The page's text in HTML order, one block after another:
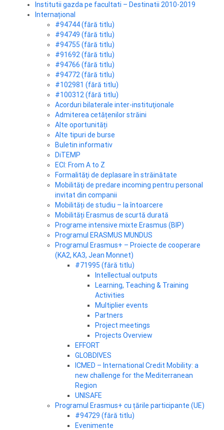
Institutii gazda pe facultati – Destinatii 2010-2019
Internațional
#94744 (fără titlu)
#94749 (fără titlu)
#94755 (fără titlu)
#91692 (fără titlu)
#94766 (fără titlu)
#94772 (fără titlu)
#102981 (fără titlu)
#100312 (fără titlu)
Acorduri bilaterale inter-instituţionale
Admiterea cetățenilor străini
Alte oportunități
Alte tipuri de burse
Buletin informativ
DiTEMP
ECI: From A to Z
Formalităţi de deplasare în străinătate
Mobilităţi de predare incoming pentru personal
invitat din companii
Mobilități de studiu – la întoarcere
Mobilități Erasmus de scurtă durată
Programe intensive mixte Erasmus (BIP)
Programul ERASMUS MUNDUS
Programul Erasmus+ – Proiecte de cooperare
(KA2, KA3, Jean Monnet)
#71995 (fără titlu)
Intellectual outputs
Learning, Teaching & Training
Activities
Multiplier events
Partners
Project meetings
Projects Overview
EFFORT
GLOBDIVES
ICMED – International Credit Mobility: a
new challenge for the Mediterranean
Region
UNISAFE
Programul Erasmus+ cu țările participante (UE)
#94729 (fără titlu)
Evenimente